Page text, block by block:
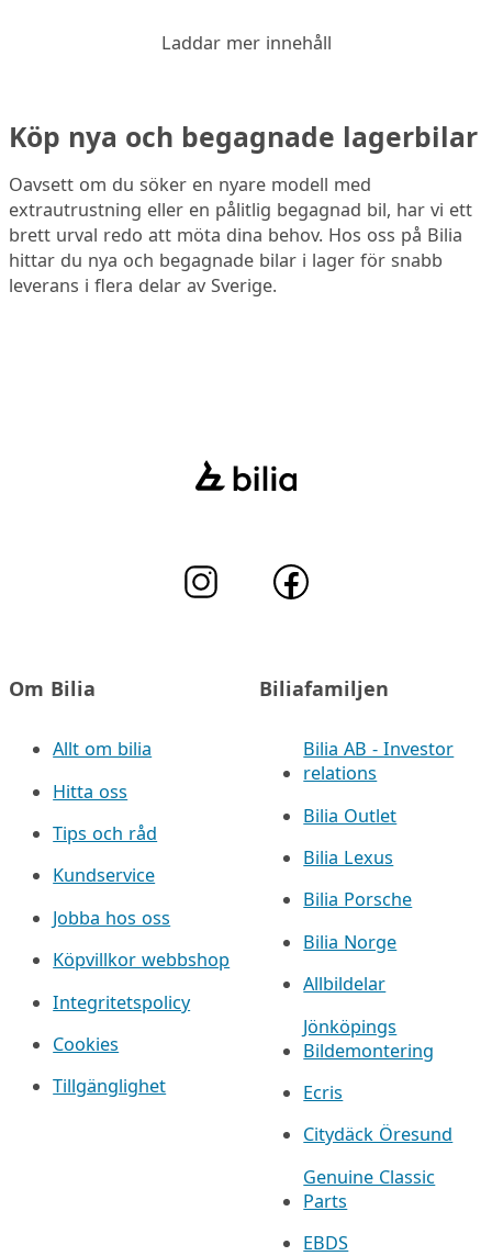
Laddar mer innehåll
Köp nya och begagnade lagerbilar
Oavsett om du söker en nyare modell med
extrautrustning eller en pålitlig begagnad bil, har vi ett
brett urval redo att möta dina behov. Hos oss på Bilia
hittar du nya och begagnade bilar i lager för snabb
leverans i flera delar av Sverige.
Om Bilia
Allt om bilia
Hitta oss
Tips och råd
Kundservice
Jobba hos oss
Köpvillkor webbshop
Integritetspolicy
Cookies
Tillgänglighet
Biliafamiljen
Bilia AB - Investor
relations
Bilia Outlet
Bilia Lexus
Bilia Porsche
Bilia Norge
Allbildelar
Jönköpings
Bildemontering
Ecris
Citydäck Öresund
Genuine Classic
Parts
EBDS